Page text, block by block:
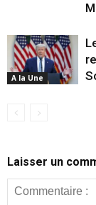
A la Une
Laisser un